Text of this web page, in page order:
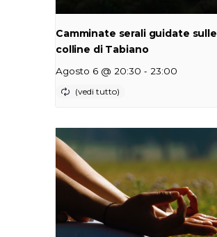
Camminate serali guidate sulle
colline di Tabiano
Agosto 6 @ 20:30 - 23:00